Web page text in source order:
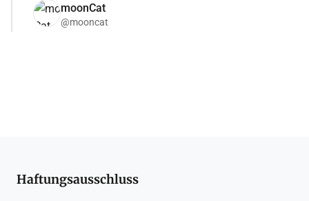
moonCat
@mooncat
Haftungsausschluss